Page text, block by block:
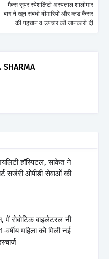
मैक्स सुपर स्पेशलिटी अस्पताल शालीमार
बाग ने खून संबंधी बीमारियों और ब्लड कैंसर
की पहचान व उपचार की जानकारी दी
SHARMA
हॉस्पिटल, साकेत ने
सर्जरी ओपीडी सेवाओं की
में रोबोटिक बाइलेटरल नी
महिला को मिली नई